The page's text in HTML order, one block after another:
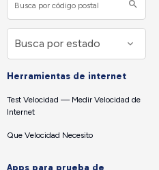
Herramientas de internet
Test Velocidad — Medir Velocidad de
Internet
Que Velocidad Necesito
Apps para prueba de